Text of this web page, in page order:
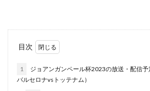
目次
1
ジョアンガンペール杯2023の放送・配信
バルセロナvsトッテナム）